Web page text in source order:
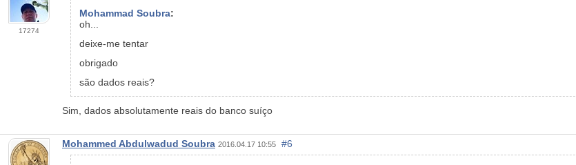
17274
Mohammad Soubra:
oh...
deixe-me tentar
obrigado
são dados reais?
Sim, dados absolutamente reais do banco suíço
Mohammed Abdulwadud Soubra 2016.04.17 10:55 #6